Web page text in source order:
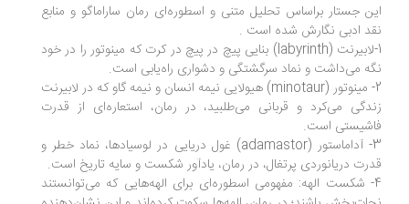
جستار براساس تحلیل متنی و اسطوره‌ای رمان ساراماگو و منابع
ادبی نگارش شده است .
1-لابیرنت (labyrinth) بنایی پیچ در پیچ در کرت که مینوتور را در خود
می‌داشت و نماد سرگشتگی و دشواری راه‌یابی است.
2- مینوتور (minotaur) هیولایی نیمه انسان و نیمه گاو که در لابیرنت
می‌کرد و قربانی می‌طلبید، در رمان، استعاره‌ای از قدرت
است.
3- آداماستور (adamastor) غول دریایی در لوسیادها، نماد خطر و
دریانوردی پرتغال، در رمان، یاد‌آور شکست و سایه تاریخ است.
4- شکست الهه: مفهومی اسطوره‌ای برای الهه‌هایی که می‌توانستند